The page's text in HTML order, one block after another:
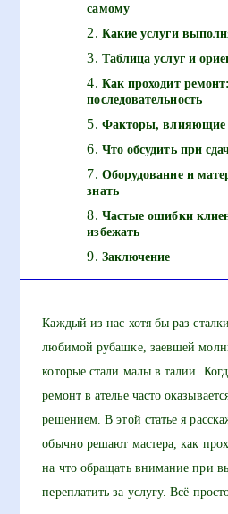
самому
Какие услуги
Таблица услуг и
Как проходит
последовательность
Факторы, влияющие
Что обсудить при
Оборудование и
знать
Частые ошибки
избежать
Заключение
Каждый из нас хотя бы раз
любимой рубашке, заевшей
которые стали малы в талии.
ремонт в ателье часто
решением. В этой статье я
обычно решают мастера, как
на что обращать внимание при
переплатить за услугу. Всё